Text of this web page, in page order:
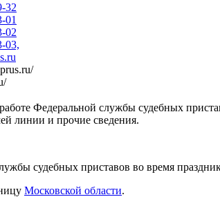
32
01
02
03,
Федеральной службы судебных
линии и прочие сведения.
судебных приставов во время
Московской области.